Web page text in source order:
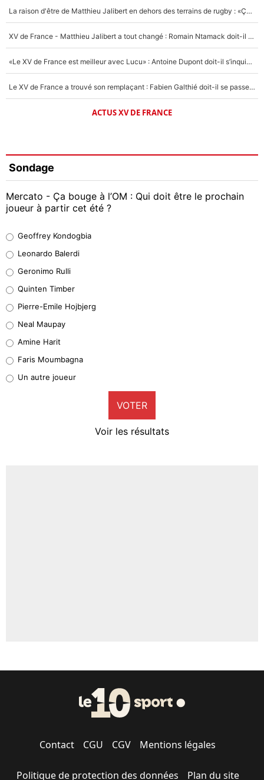
La raison d'être de Matthieu Jalibert en dehors des terrains de rugby : «Ça m'atteint autant que si tu touches à un membre de ma famille»
XV de France - Matthieu Jalibert a tout changé : Romain Ntamack doit-il s’inquiéter pour sa place à un an de la Coupe du monde ?
«Le XV de France est meilleur avec Lucu» : Antoine Dupont doit-il s’inquiéter pour sa place ?
Le XV de France a trouvé son remplaçant : Fabien Galthié doit-il se passer d'Antoine Dupont ?
ACTUS XV DE FRANCE
Sondage
Mercato - Ça bouge à l’OM : Qui doit être le prochain
joueur à partir cet été ?
38%
32%
5%
1%
9%
Geoffrey Kondogbia
Leonardo Balerdi
Geronimo Rulli
Quinten Timber
Pierre-Emile Hojbjerg
Neal Maupay
Amine Harit
Faris Moumbagna
Un autre joueur
VOTER
Voir les résultats
Contact CGU CGV Mentions légales
Politique de protection des données Plan du site